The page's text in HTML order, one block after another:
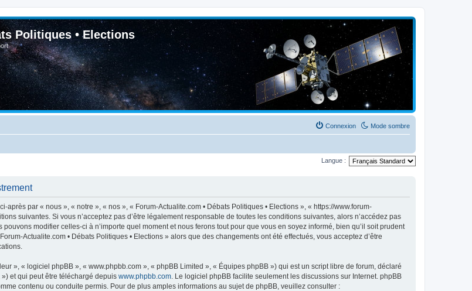
Politiques • Elections
Mode sombre
Connexion
Langue :
par « nous », « notre », « nos », « Forum-Actualite.com • Débats Politiques • Elections », « https://www.forum-
suivantes. Si vous n’acceptez pas d’être légalement responsable de toutes les conditions suivantes, alors n’accédez pas
modifier celles-ci à n’importe quel moment et nous ferons tout pour que vous en soyez informé, bien qu’il soit prudent
Actualite.com • Débats Politiques • Elections » alors que des changements ont été effectués, vous acceptez d’être
», « logiciel phpBB », « www.phpbb.com », « phpBB Limited », « Équipes phpBB ») qui est un script libre de forum, déclaré
et qui peut être téléchargé depuis www.phpbb.com . Le logiciel phpBB facilite seulement les discussions sur Internet. phpBB
contenu ou conduite permis. Pour de plus amples informations au sujet de phpBB, veuillez consulter :